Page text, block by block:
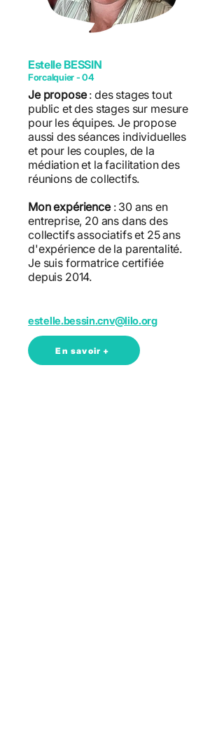
Estelle BESSIN
Forcalquier - 04
Je propose: des stages tout
public et des stages sur mesure
pour les équipes. Je propose
aussi des séances individuelles
et pour les couples, de la
médiation et la facilitation des
réunions de collectifs.
Mon expérience: 30 ans en
entreprise, 20 ans dans des
collectifs associatifs et 25 ans
d'expérience de la parentalité.
Je suis formatrice certifiée
depuis 2014.
estelle.bessin.cnv@lilo.org
En savoir +